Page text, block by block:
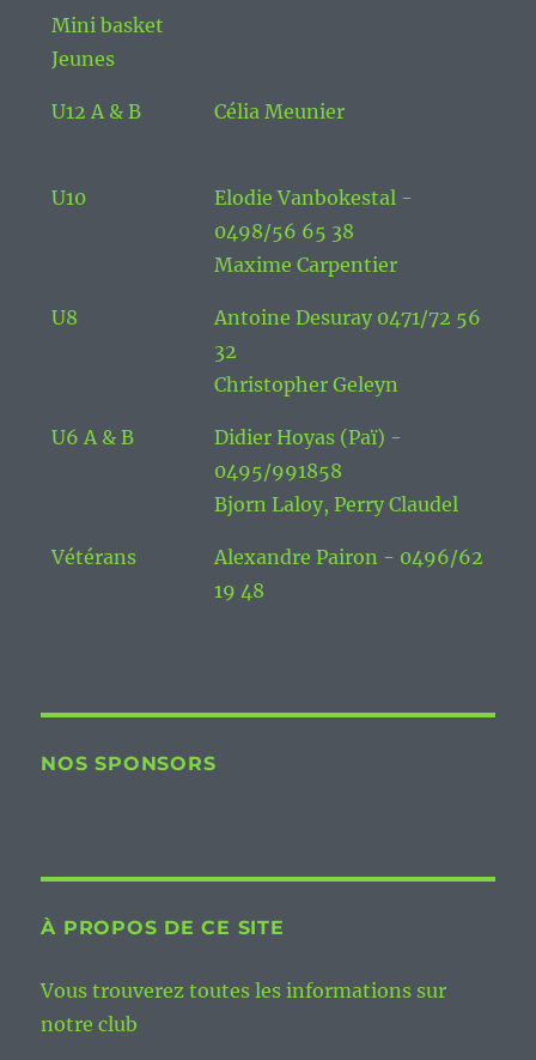
Mini basket
Jeunes
U12 A & B Célia Meunier
U10
Elodie Vanbokestal -
0498/56 65 38
Maxime Carpentier
U8
Antoine Desuray 0471/72 56
32
Christopher Geleyn
U6 A & B
Didier Hoyas (Paï) -
0495/991858
Bjorn Laloy, Perry Claudel
Vétérans
Alexandre Pairon - 0496/62
19 48
NOS SPONSORS
À PROPOS DE CE SITE
Vous trouverez toutes les informations sur
notre club